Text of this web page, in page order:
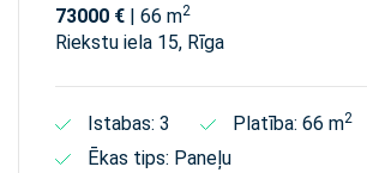
73000 € | 66 m2
Riekstu iela 15, Rīga
Istabas: 3 Platība: 66 m2
Ēkas tips: Paneļu